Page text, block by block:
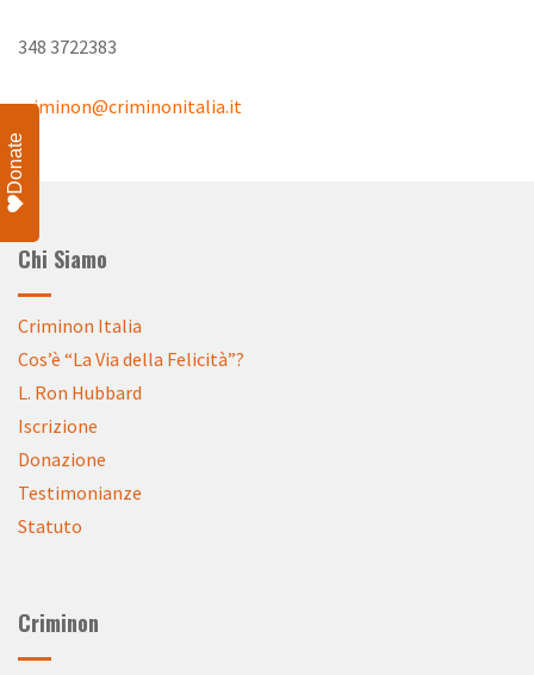
348 3722383
criminon@criminonitalia.it
Chi Siamo
Criminon Italia
Cos’è “La Via della Felicità”?
L. Ron Hubbard
Iscrizione
Donazione
Testimonianze
Statuto
Criminon
Donate